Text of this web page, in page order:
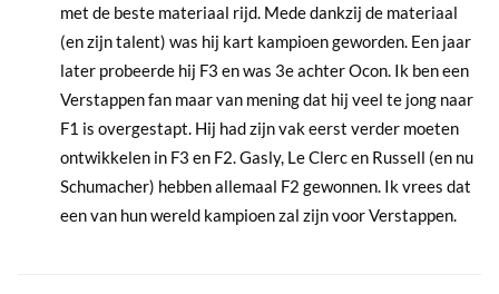
met de beste materiaal rijd. Mede dankzij de materiaal
(en zijn talent) was hij kart kampioen geworden. Een jaar
later probeerde hij F3 en was 3e achter Ocon. Ik ben een
Verstappen fan maar van mening dat hij veel te jong naar
F1 is overgestapt. Hij had zijn vak eerst verder moeten
ontwikkelen in F3 en F2. Gasly, Le Clerc en Russell (en nu
Schumacher) hebben allemaal F2 gewonnen. Ik vrees dat
een van hun wereld kampioen zal zijn voor Verstappen.